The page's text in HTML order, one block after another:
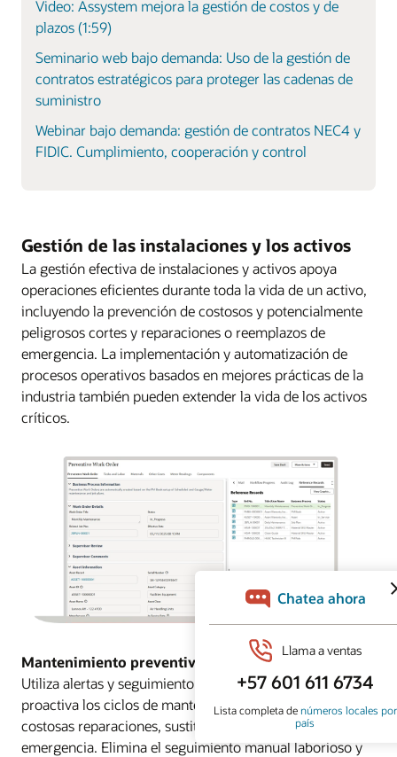
Video: Assystem mejora la gestión de costos y de
plazos (1:59)
Seminario web bajo demanda: Uso de la gestión de
contratos estratégicos para proteger las cadenas de
suministro
Webinar bajo demanda: gestión de contratos NEC4 y
FIDIC. Cumplimiento, cooperación y control
Gestión de las instalaciones y los activos
La gestión efectiva de instalaciones y activos apoya
operaciones eficientes durante toda la vida de un activo,
incluyendo la prevención de costosos y potencialmente
peligrosos cortes y reparaciones o reemplazos de
emergencia. La implementación y automatización de
procesos operativos basados en mejores prácticas de la
industria también pueden extender la vida de los activos
críticos.
Mantenimiento preventivo
Utiliza alertas y seguimiento para gestionar de forma
proactiva los ciclos de mantenimiento y reparación. Evita
costosas reparaciones, sustituciones e interrupciones de
emergencia. Elimina el seguimiento manual laborioso y